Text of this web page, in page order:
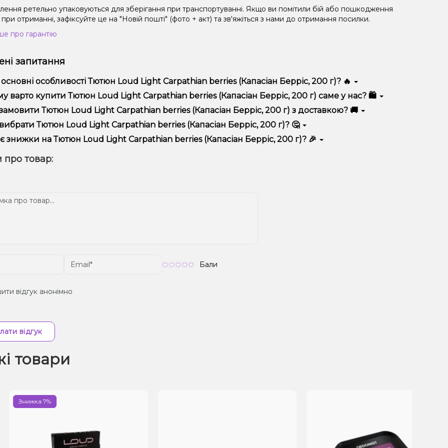
ретельно упаковуються для зберігання при транспортуванні. Якщо ви помітили бій або пошкодження
отриманні, зафіксуйте це на "Новій пошті" (фото + акт) та зв'яжіться з нами до отримання посилки.
про гарантію
запитання
основні особливості Тютюн Loud Light Carpathian berries (Капасіан Берріс, 200 г)? 🔥
Loud Light Carpathian berries (Капасіан Берріс, 200 г) відрізняється високою якістю, зручністю використання та
варто купити Тютюн Loud Light Carpathian berries (Капасіан Берріс, 200 г) саме у нас? 🛍️
тільки оригінальну продукцію, широкий асортимент, вигідні ціни та швидку доставку. Крім того, у нас
акції та знижки для клієнтів!
Тютюн Loud Light Carpathian berries (Капасіан Берріс, 200 г) з доставкою? 🚚
замовлення можна в кілька кліків:
Додайте Тютюн Loud Light Carpathian berries (Капасіан Берріс, 200 г) до кошика.
Виберіть зручний спосіб оплати та доставки.
Тютюн Loud Light Carpathian berries (Капасіан Берріс, 200 г)? 🤔
залежить від ваших уподобань – наприклад, якщо це кальян, враховуйте розмір, матеріал та тип чаші, якщо
– потужність та смак. Наші менеджери допоможуть підібрати ідеальний варіант.
знижки на Тютюн Loud Light Carpathian berries (Капасіан Берріс, 200 г)? 🎉
телеграм-каналі, щоб не проґавити вигідні пропозиції!
про товар:
Бали
відгук анонімно
відгук
товари
7%